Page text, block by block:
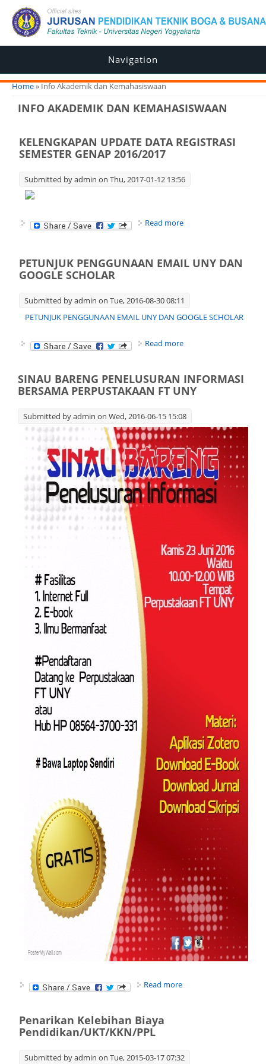
Navigation
You are here
Home» Info Akademik dan Kemahasiswaan
INFO AKADEMIK DAN KEMAHASISWAAN
KELENGKAPAN UPDATE DATA REGISTRASI
SEMESTER GENAP 2016/2017
Submitted byadmin on Thu, 2017-01-12 13:56
Read more
PETUNJUK PENGGUNAAN EMAIL UNY DAN
GOOGLE SCHOLAR
Submitted byadmin on Tue, 2016-08-30 08:11
PETUNJUK PENGGUNAAN EMAIL UNY DAN GOOGLE SCHOLAR
Read more
SCHOLAR
SINAU BARENG PENELUSURAN INFORMASI
BERSAMA PERPUSTAKAAN FT UNY
Submitted byadmin on Wed, 2016-06-15 15:08
Read more
Penarikan Kelebihan Biaya
Pendidikan/UKT/KKN/PPL
Submitted byadmin on Tue, 2015-03-17 07:32